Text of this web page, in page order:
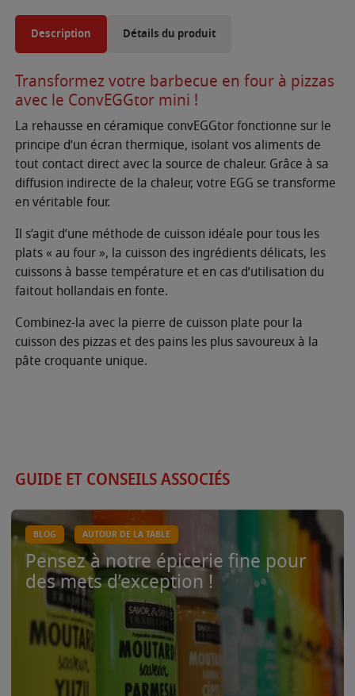
Description Détails du produit
Transformez votre barbecue en four à pizzas
avec le ConvEGGtor mini !
La rehausse en céramique convEGGtor fonctionne sur le
principe d’un écran thermique, isolant vos aliments de
tout contact direct avec la source de chaleur. Grâce à sa
diffusion indirecte de la chaleur, votre EGG se transforme
en véritable four.
Il s’agit d’une méthode de cuisson idéale pour tous les
plats « au four », la cuisson des ingrédients délicats, les
cuissons à basse température et en cas d’utilisation du
faitout hollandais en fonte.
Combinez-la avec la pierre de cuisson plate pour la
cuisson des pizzas et des pains les plus savoureux à la
pâte croquante unique.
GUIDE ET CONSEILS ASSOCIÉS
BLOG AUTOUR DE LA TABLE
Pensez à notre épicerie fine pour
des mets d’exception !